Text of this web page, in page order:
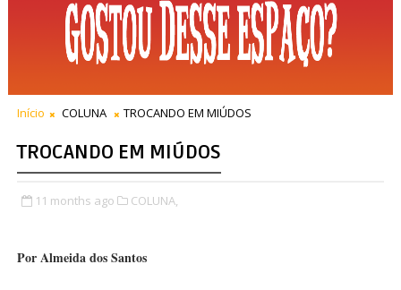
Início COLUNA TROCANDO EM MIÚDOS
TROCANDO EM MIÚDOS
11 months ago COLUNA,
Por Almeida dos Santos